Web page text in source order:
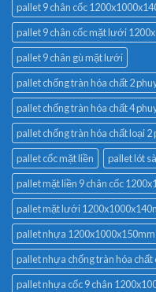
pallet 9 chân cốc
pallet 9 chân cốc mặt lưới
pallet 9 chân gù mặt lưới
pallet chống tràn hóa chất 2
pallet chống tràn hóa chất 4
pallet chống tràn hóa chất loại
pallet cốc mặt liền
pallet lót
pallet mặt liền 9 chân cốc
pallet mặt lưới
pallet nhựa
pallet nhựa chống tràn hóa
pallet nhựa cốc 9 chân